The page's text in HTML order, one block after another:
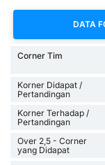
DATA
Corner Tim
Korner Didapat /
Pertandingan
Korner Terhadap /
Pertandingan
Over 2,5 - Corner
yang Didapat